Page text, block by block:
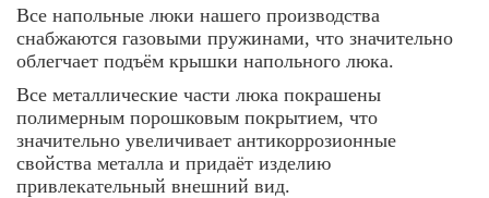
Все напольные люки нашего производства
снабжаются газовыми пружинами, что значительно
облегчает подъём крышки напольного люка.
Все металлические части люка покрашены
полимерным порошковым покрытием, что
значительно увеличивает антикоррозионные
свойства металла и придаёт изделию
привлекательный внешний вид.